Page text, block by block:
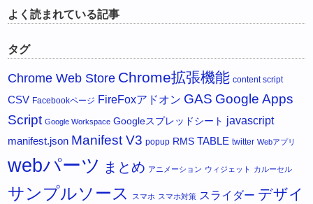
よく読まれている記事
タグ
Chrome Web Store Chrome拡張機能 content script
CSV Facebookページ FireFoxアドオン GAS Google Apps
Script Google Workspace Googleスプレッドシート javascript
manifest.json Manifest V3 popup RMS TABLE twitter Webアプリ
webパーツ まとめ アニメーション ウィジェット カルーセル
サンプルソース スマホ スマホ対策 スライダー デザイ